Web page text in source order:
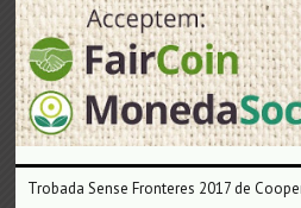
Trobada Sense Fronteres 2017 de